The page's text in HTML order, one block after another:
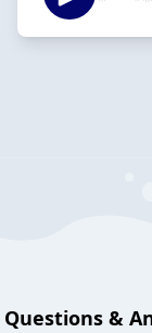
Questions &